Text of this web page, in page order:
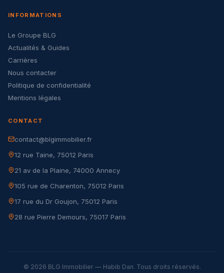
INFORMATIONS
Le Groupe BLG
Actualités & Guides
Carrières
Nous contacter
Politique de confidentialité
Mentions légales
CONTACT
contact@blgimmobilier.fr
12 rue Taine, 75012 Paris
21 av de la Plaine, 74000 Annecy
105 rue de Charenton, 75012 Paris
17 rue du Dr Goujon, 75012 Paris
28 rue Pierre Demours, 75017 Paris
© 2026 BLG Immobilier — Habib Dan. Tous droits réservés.